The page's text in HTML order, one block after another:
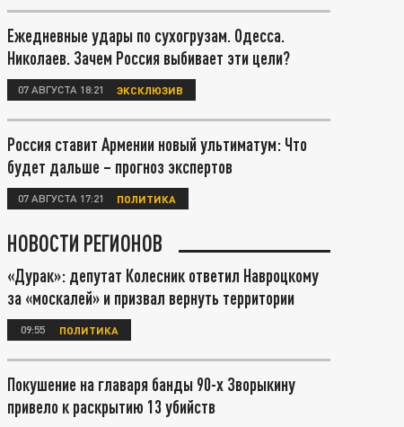
Ежедневные удары по сухогрузам. Одесса.
Николаев. Зачем Россия выбивает эти цели?
07 АВГУСТА 18:21 ЭКСКЛЮЗИВ
Россия ставит Армении новый ультиматум: Что
будет дальше – прогноз экспертов
07 АВГУСТА 17:21 ПОЛИТИКА
НОВОСТИ РЕГИОНОВ
«Дурак»: депутат Колесник ответил Навроцкому
за «москалей» и призвал вернуть территории
09:55 ПОЛИТИКА
Покушение на главаря банды 90-х Зворыкину
привело к раскрытию 13 убийств